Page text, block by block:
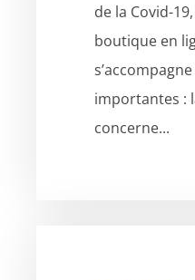
de la Covid-
boutique en
importantes :
concerne...